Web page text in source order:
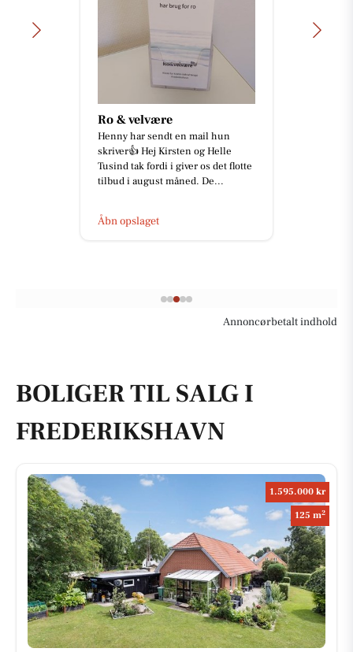
Ro & velvære
Henny har sendt en mail hun
skriver👍 Hej Kirsten og Helle
Tusind tak fordi i giver os det flotte
tilbud i august måned. De...
Åbn opslaget
Annoncørbetalt indhold
BOLIGER TIL SALG I
FREDERIKSHAVN
1.595.000 kr
125 m2